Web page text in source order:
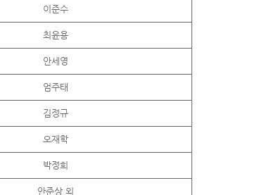
이준수
최윤용
안세영
엄주태
김정규
오재학
박정희
안준상 외